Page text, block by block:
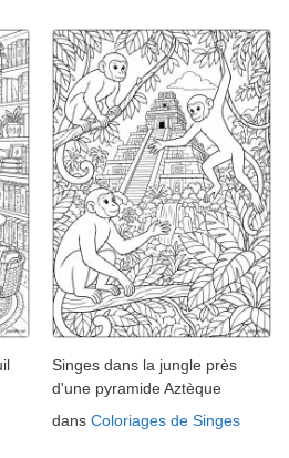
Singes dans la jungle près
d'une pyramide Aztèque
dans Coloriages de Singes